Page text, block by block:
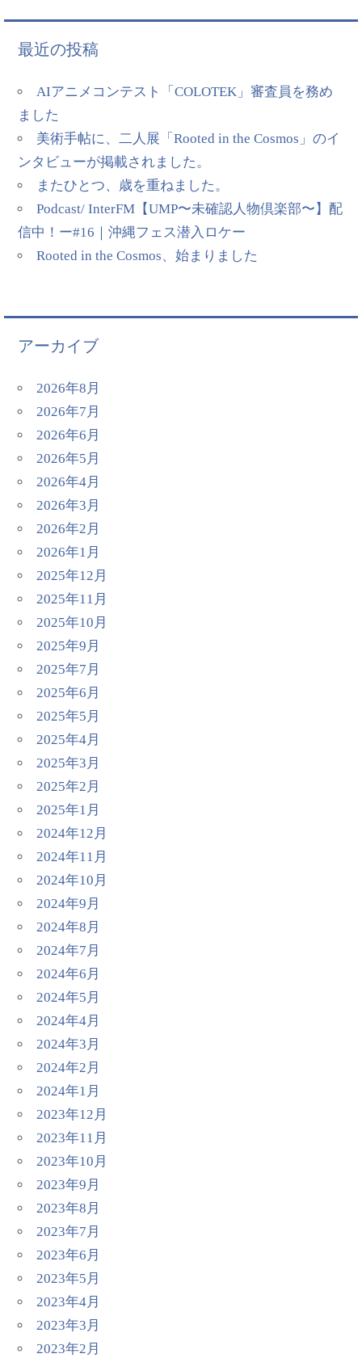
最近の投稿
AIアニメコンテスト「COLOTEK」審査員を務め
ました
美術手帖に、二人展「Rooted in the Cosmos」のイ
ンタビューが掲載されました。
またひとつ、歳を重ねました。
Podcast/ InterFM【UMP〜未確認人物倶楽部〜】配
信中！ー#16｜沖縄フェス潜入ロケー
Rooted in the Cosmos、始まりました
アーカイブ
2026年8月
2026年7月
2026年6月
2026年5月
2026年4月
2026年3月
2026年2月
2026年1月
2025年12月
2025年11月
2025年10月
2025年9月
2025年7月
2025年6月
2025年5月
2025年4月
2025年3月
2025年2月
2025年1月
2024年12月
2024年11月
2024年10月
2024年9月
2024年8月
2024年7月
2024年6月
2024年5月
2024年4月
2024年3月
2024年2月
2024年1月
2023年12月
2023年11月
2023年10月
2023年9月
2023年8月
2023年7月
2023年6月
2023年5月
2023年4月
2023年3月
2023年2月